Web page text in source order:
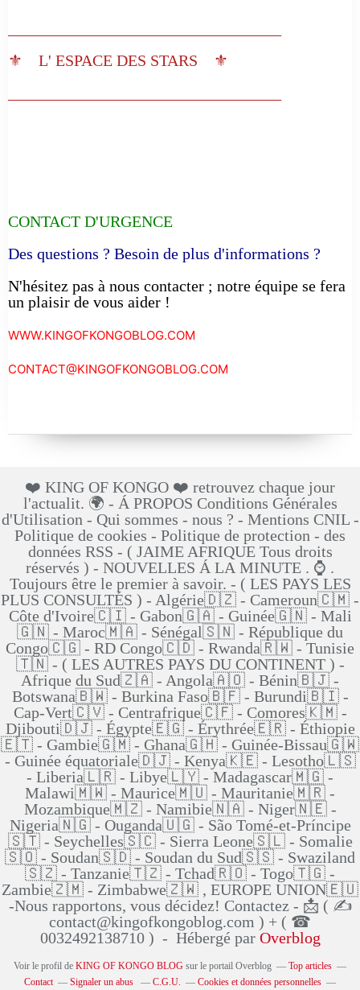
⚜️ L' ESPACE DES STARS ⚜️
CONTACT D'URGENCE
Des questions ? Besoin de plus d'informations ?
N'hésitez pas à nous contacter ; notre équipe se fera
un plaisir de vous aider !
WWW.KINGOFKONGOBLOG.COM
CONTACT@KINGOFKONGOBLOG.COM
❤️ KING OF KONGO ❤️ retrouvez chaque jour
l'actualit. 🌍 - Á PROPOS Conditions Générales
d'Utilisation - Qui sommes - nous ? - Mentions CNIL -
Politique de cookies - Politique de protection - des
données RSS - ( JAIME AFRIQUE Tous droits
réservés ) - NOUVELLES Á LA MINUTE . ⌚ .
Toujours être le premier à savoir. - ( LES PAYS LES
PLUS CONSULTÉS ) - Algérie🇩🇿 - Cameroun🇨🇲 -
Côte d'Ivoire🇨🇮 - Gabon🇬🇦 - Guinée🇬🇳 - Mali
🇬🇳 - Maroc🇲🇦 - Sénégal🇸🇳 - République du
Congo🇨🇬 - RD Congo🇨🇩 - Rwanda🇷🇼 - Tunisie
🇹🇳 - ( LES AUTRES PAYS DU CONTINENT ) -
Afrique du Sud🇿🇦 - Angola🇦🇴 - Bénin🇧🇯 -
Botswana🇧🇼 - Burkina Faso🇧🇫 - Burundi🇧🇮 -
Cap-Vert🇨🇻 - Centrafrique🇨🇫 - Comores🇰🇲 -
Djibouti🇩🇯 - Égypte🇪🇬 - Érythrée🇪🇷 - Éthiopie
🇪🇹 - Gambie🇬🇲 - Ghana🇬🇭 - Guinée-Bissau🇬🇼
- Guinée équatoriale🇩🇯 - Kenya🇰🇪 - Lesotho🇱🇸
- Liberia🇱🇷 - Libye🇱🇾 - Madagascar🇲🇬 -
Malawi🇲🇼 - Maurice🇲🇺 - Mauritanie🇲🇷 -
Mozambique🇲🇿 - Namibie🇳🇦 - Niger🇳🇪 -
Nigeria🇳🇬 - Ouganda🇺🇬 - São Tomé-et-Príncipe
🇸🇹 - Seychelles🇸🇨 - Sierra Leone🇸🇱 - Somalie
🇸🇴 - Soudan🇸🇩 - Soudan du Sud🇸🇸 - Swaziland
🇸🇿 - Tanzanie🇹🇿 - Tchad🇷🇴 - Togo🇹🇬 -
Zambie🇿🇲 - Zimbabwe🇿🇼 , EUROPE UNION🇪🇺
-Nous rapportons, vous décidez! Contactez - 📩 ( ✍
contact@kingofkongoblog.com ) + ( ☎
0032492138710 ) - Hébergé par Overblog
Voir le profil de KING OF KONGO BLOG sur le portail Overblog
Top articles
Contact
Signaler un abus C.G.U. Cookies et données personnelles